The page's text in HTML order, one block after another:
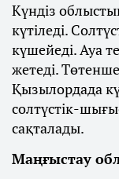
Күндіз
күтіледі.
күшейеді. Ауа
жетеді.
Қызылордада
солтүстік-
сақталады.
Маңғыстау